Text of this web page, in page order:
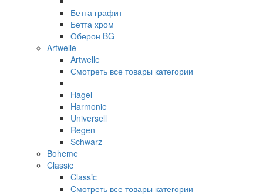
Бетта графит
Бетта хром
Оберон BG
Artwelle
Artwelle
Смотреть все товары категории
Hagel
Harmonie
Universell
Regen
Schwarz
Boheme
Classic
Classic
Смотреть все товары категории